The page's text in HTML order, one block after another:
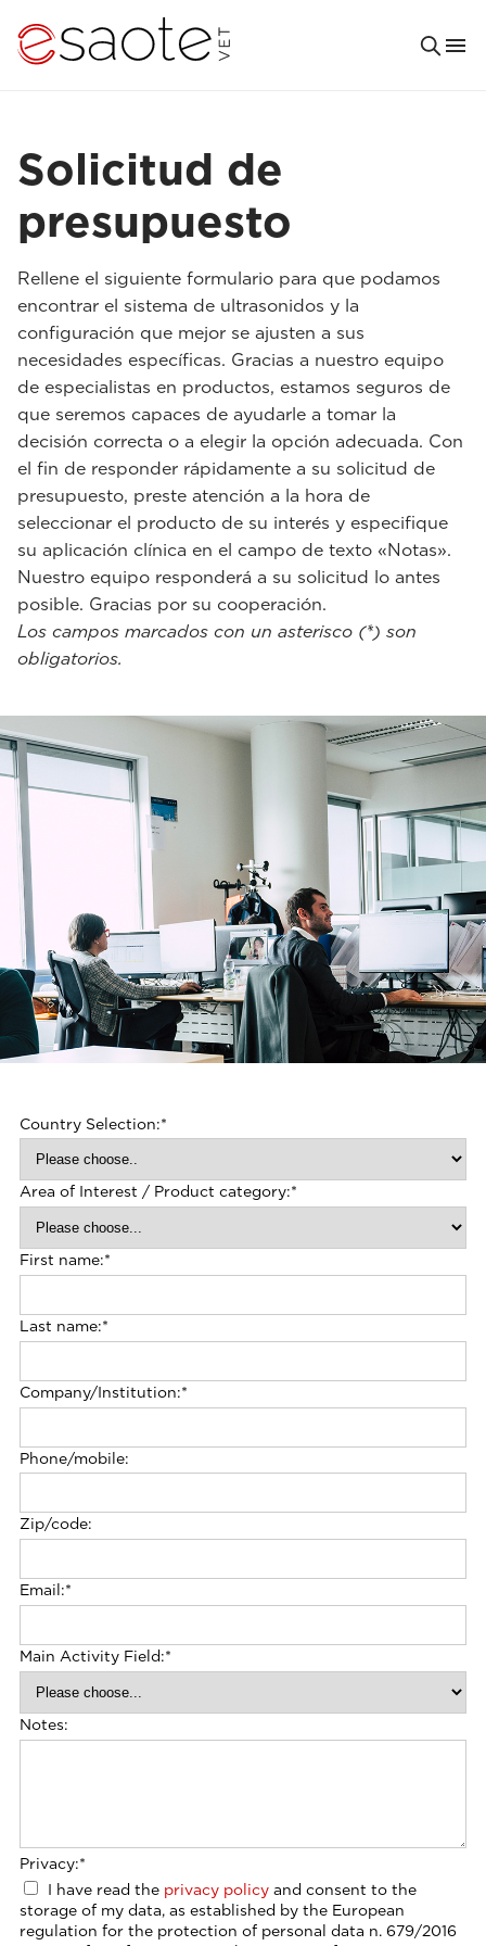
Solicitud de
presupuesto
Rellene el siguiente formulario para que podamos
encontrar el sistema de ultrasonidos y la
configuración que mejor se ajusten a sus
necesidades específicas. Gracias a nuestro equipo
de especialistas en productos, estamos seguros de
que seremos capaces de ayudarle a tomar la
decisión correcta o a elegir la opción adecuada. Con
el fin de responder rápidamente a su solicitud de
presupuesto, preste atención a la hora de
seleccionar el producto de su interés y especifique
su aplicación clínica en el campo de texto «Notas».
Nuestro equipo responderá a su solicitud lo antes
posible. Gracias por su cooperación.
Los campos marcados con un asterisco (*) son
obligatorios.
Country Selection:*
Area of Interest / Product category:*
First name:*
Last name:*
Company/Institution:*
Phone/mobile:
Zip/code:
Email:*
Main Activity Field:*
Notes:
Privacy:*
I have read the privacy policy and consent to the
storage of my data, as established by the European
regulation for the protection of personal data n. 679/2016